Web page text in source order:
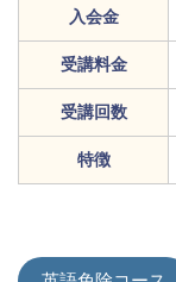
入会金
受講料金
受講回数
特徴